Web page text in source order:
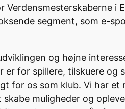
i
segment, som e-
og højne
for spillere, tilskuere
os som klub. Vi har et
muligheder og